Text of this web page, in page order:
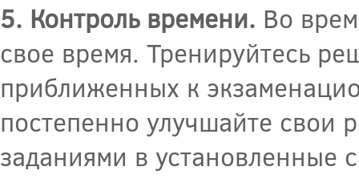
5. Контроль времени. Во
свое время. Тренируйтесь
приближенных к
постепенно улучшайте свои
заданиями в установленные